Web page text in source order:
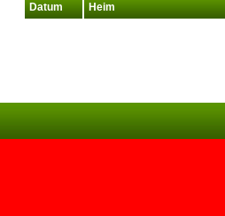
Datum Heim